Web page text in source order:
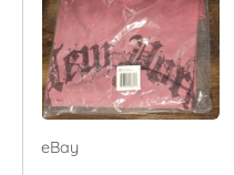
eBay